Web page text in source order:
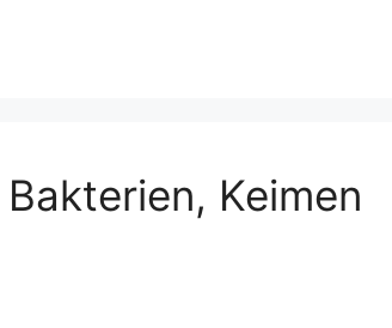
Keimen